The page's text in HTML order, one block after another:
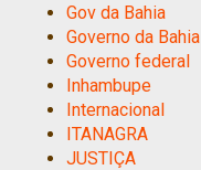
Gov da Bahia
Governo da Bahia
Governo federal
Inhambupe
Internacional
ITANAGRA
JUSTIÇA